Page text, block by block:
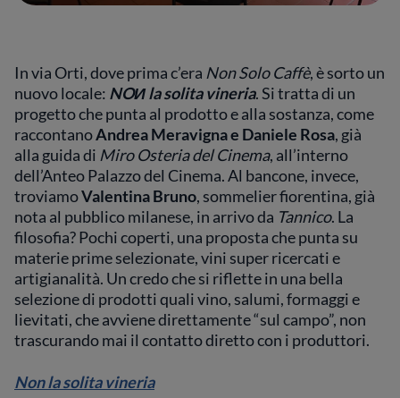
In via Orti, dove prima c’era Non Solo Caffè, è sorto un
nuovo locale: NOИ la solita vineria. Si tratta di un
progetto che punta al prodotto e alla sostanza, come
raccontanoAndrea Meravigna e Daniele Rosa, già
alla guida di Miro Osteria del Cinema, all’interno
dell’Anteo Palazzo del Cinema. Al bancone, invece,
troviamoValentina Bruno, sommelier fiorentina, già
nota al pubblico milanese, in arrivo da Tannico. La
filosofia? Pochi coperti, una proposta che punta su
materie prime selezionate, vini super ricercati e
artigianalità. Un credo che si riflette in una bella
selezione di prodotti quali vino, salumi, formaggi e
lievitati, che avviene direttamente “sul campo”, non
trascurando mai il contatto diretto con i produttori.
Non la solita vineria